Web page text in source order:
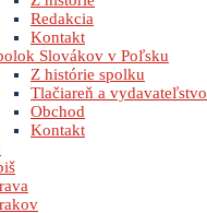
Redakcia
Kontakt
Slovákov v Poľsku
Z histórie spolku
Tlačiareň a vydavateľstvo
Obchod
Kontakt